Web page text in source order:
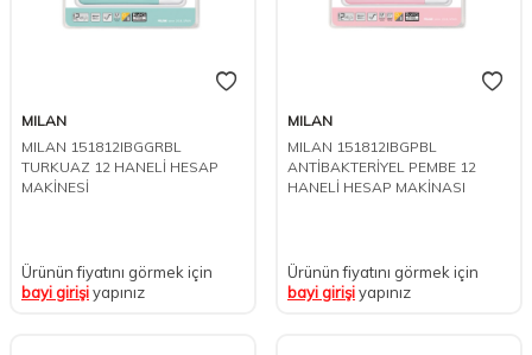
MILAN
MILAN 151812IBGGRBL
TURKUAZ 12 HANELİ HESAP
MAKİNESİ
Ürünün fiyatını görmek için
bayi girişiyapınız
MILAN
MILAN 151812IBGPBL
ANTİBAKTERİYEL PEMBE 12
HANELİ HESAP MAKİNASI
Ürünün fiyatını görmek için
bayi girişiyapınız